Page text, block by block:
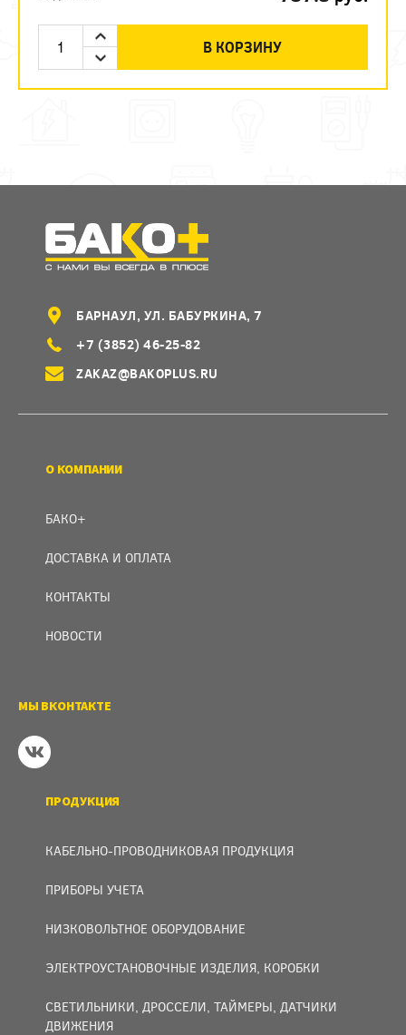
В КОРЗИНУ
БАРНАУЛ, УЛ. БАБУРКИНА, 7
+7 (3852) 46-25-82
ZAKAZ@BAKOPLUS.RU
О КОМПАНИИ
БАКО+
ДОСТАВКА И ОПЛАТА
КОНТАКТЫ
НОВОСТИ
МЫ ВКОНТАКТЕ
ПРОДУКЦИЯ
КАБЕЛЬНО-ПРОВОДНИКОВАЯ ПРОДУКЦИЯ
ПРИБОРЫ УЧЕТА
НИЗКОВОЛЬТНОЕ ОБОРУДОВАНИЕ
ЭЛЕКТРОУСТАНОВОЧНЫЕ ИЗДЕЛИЯ, КОРОБКИ
СВЕТИЛЬНИКИ, ДРОССЕЛИ, ТАЙМЕРЫ, ДАТЧИКИ
ДВИЖЕНИЯ